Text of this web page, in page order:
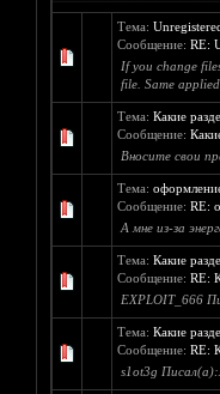
Тема:
Сообщение: RE:
If you change
file. Same applied
Тема: Какие
Сообщение:
Вносите свои
Тема:
Сообщение: RE:
А мне из-за
Тема: Какие
Сообщение: RE:
EXPLOIT_666
Тема: Какие
Сообщение: RE:
s1ot3g